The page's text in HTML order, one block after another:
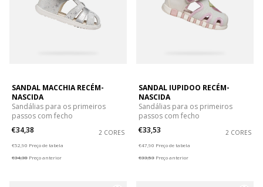
SANDAL MACCHIA RECÉM-
NASCIDA
Sandálias para os primeiros
passos com fecho
€34,38
2 CORES
€52,90 Preço de tabela
€34,38 Preço anterior
SANDAL IUPIDOO RECÉM-
NASCIDA
Sandálias para os primeiros
passos com fecho
€33,53
2 CORES
€47,90 Preço de tabela
€33,53 Preço anterior